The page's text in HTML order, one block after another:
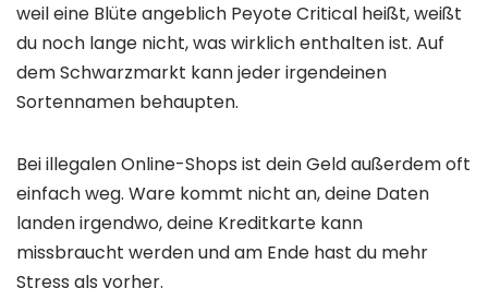
weil eine Blüte angeblich Peyote Critical heißt, weißt
du noch lange nicht, was wirklich enthalten ist. Auf
dem Schwarzmarkt kann jeder irgendeinen
Sortennamen behaupten.
Bei illegalen Online-Shops ist dein Geld außerdem oft
einfach weg. Ware kommt nicht an, deine Daten
landen irgendwo, deine Kreditkarte kann
missbraucht werden und am Ende hast du mehr
Stress als vorher.